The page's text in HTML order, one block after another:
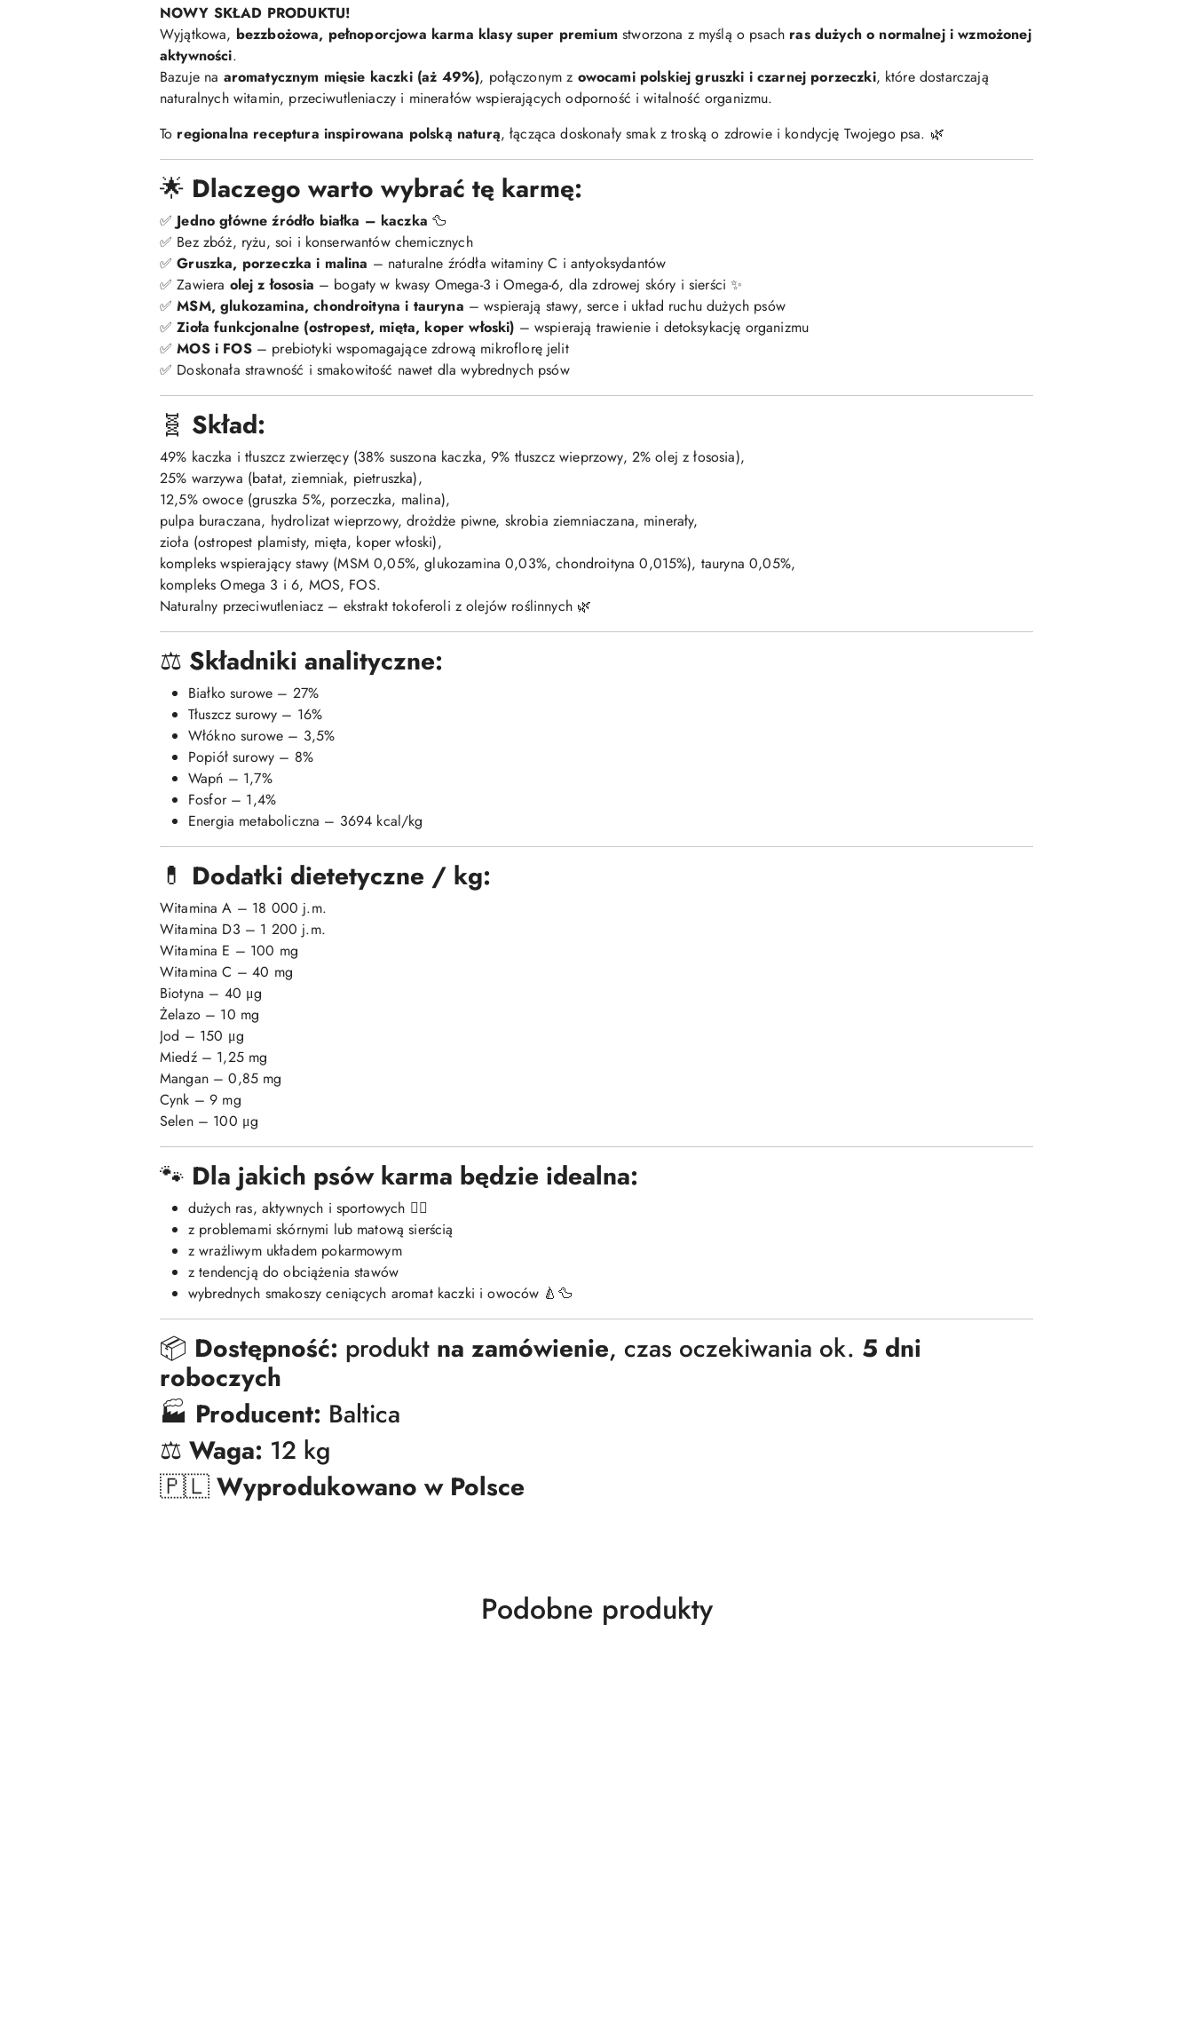
NOWY SKŁAD PRODUKTU!
Wyjątkowa, bezzbożowa, pełnoporcjowa karma klasy super premiumstworzona z myślą o psach ras dużych o normalnej i wzmożonej
aktywności.
Bazuje na aromatycznym mięsie kaczki (aż 49%), połączonym z owocami polskiej gruszki i czarnej porzeczki, które dostarczają
naturalnych witamin, przeciwutleniaczy i minerałów wspierających odporność i witalność organizmu.
To regionalna receptura inspirowana polską naturą, łącząca doskonały smak z troską o zdrowie i kondycję Twojego psa. 🌿
🌟 Dlaczego warto wybrać tę karmę:
✅ Jedno główne źródło białka – kaczka 🦆
✅ Bez zbóż, ryżu, soi i konserwantów chemicznych
✅Gruszka, porzeczka i malina – naturalne źródła witaminy C i antyoksydantów
✅ Zawiera olej z łososia – bogaty w kwasy Omega-3 i Omega-6, dla zdrowej skóry i sierści ✨
✅MSM, glukozamina, chondroityna i tauryna – wspierają stawy, serce i układ ruchu dużych psów
✅Zioła funkcjonalne (ostropest, mięta, koper włoski) – wspierają trawienie i detoksykację organizmu
✅MOS i FOS– prebiotyki wspomagające zdrową mikroflorę jelit
✅ Doskonała strawność i smakowitość nawet dla wybrednych psów
🧬 Skład:
49% kaczka i tłuszcz zwierzęcy (38% suszona kaczka, 9% tłuszcz wieprzowy, 2% olej z łososia),
25% warzywa (batat, ziemniak, pietruszka),
12,5% owoce (gruszka 5%, porzeczka, malina),
pulpa buraczana, hydrolizat wieprzowy, drożdże piwne, skrobia ziemniaczana, minerały,
zioła (ostropest plamisty, mięta, koper włoski),
kompleks wspierający stawy (MSM 0,05%, glukozamina 0,03%, chondroityna 0,015%), tauryna 0,05%,
kompleks Omega 3 i 6, MOS, FOS.
Naturalny przeciwutleniacz – ekstrakt tokoferoli z olejów roślinnych 🌿
⚖️ Składniki analityczne:
Białko surowe – 27%
Tłuszcz surowy – 16%
Włókno surowe – 3,5%
Popiół surowy – 8%
Wapń – 1,7%
Fosfor – 1,4%
Energia metaboliczna – 3694 kcal/kg
💊 Dodatki dietetyczne / kg:
Witamina A – 18 000 j.m.
Witamina D3 – 1 200 j.m.
Witamina E – 100 mg
Witamina C – 40 mg
Biotyna – 40 μg
Żelazo – 10 mg
Jod – 150 μg
Miedź – 1,25 mg
Mangan – 0,85 mg
Cynk – 9 mg
Selen – 100 μg
🐾 Dla jakich psów karma będzie idealna:
dużych ras, aktywnych i sportowych 🐕‍🦺
z problemami skórnymi lub matową sierścią
z wrażliwym układem pokarmowym
z tendencją do obciążenia stawów
wybrednych smakoszy ceniących aromat kaczki i owoców 🍐🦆
📦 Dostępność: produkt na zamówienie, czas oczekiwania ok. 5 dni
roboczych
🏭 Producent: Baltica
⚖️ Waga: 12 kg
🇵🇱Wyprodukowano w Polsce
Produkty
Podobne produkty